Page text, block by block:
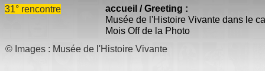
-cARTed Tour à Londres
2° Biennale du Pré de Malon
31° rencontre
accueil / Greeting :
Musée de l'Histoire Vivante dans le
Mois Off de la Photo
© Images : Musée de l'Histoire Vivante